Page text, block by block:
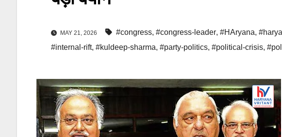
MAY 21, 2026 #congress, #congress-leader, #HAryana,
#internal-rift, #kuldeep-sharma, #party-politics, #political-crisis,